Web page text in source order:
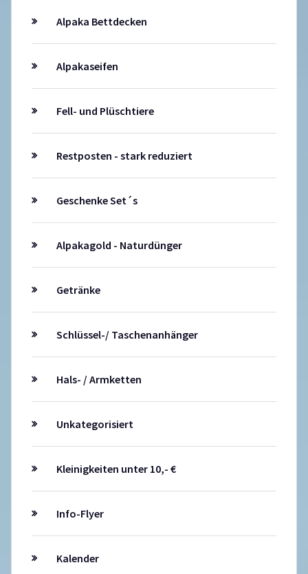
Alpaka Bettdecken
Alpakaseifen
Fell- und Plüschtiere
Restposten - stark reduziert
Geschenke Set´s
Alpakagold - Naturdünger
Getränke
Schlüssel-/ Taschenanhänger
Hals- / Armketten
Unkategorisiert
Kleinigkeiten unter 10,- €
Info-Flyer
Kalender